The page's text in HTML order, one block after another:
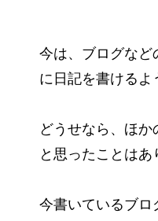
今は、ブログなど
に日記を書けるよ
どうせなら、ほ
と思ったことはあ
今書いているブロ